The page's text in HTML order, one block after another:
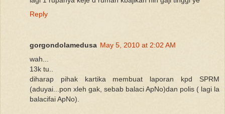
Reply
gorgondolamedusa May 5, 2010 at 2:02 AM
wah...
13k tu..
diharap pihak kartika membuat laporan kpd SPRM
(aduyai...pon xleh gak, sebab balaci ApNo)dan polis ( lagi la
balacifai ApNo).